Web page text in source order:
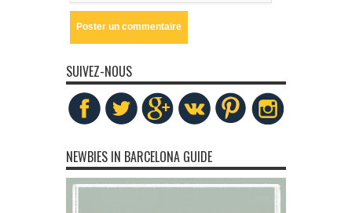
SUIVEZ-NOUS
NEWBIES IN BARCELONA GUIDE